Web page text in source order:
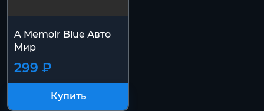
A Memoir Blue Авто
Мир
299 ₽
Купить